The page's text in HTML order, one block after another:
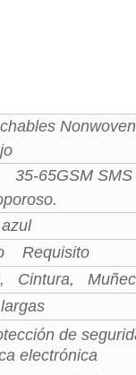
65GSM
Requisito
Cintura,
de
electrónica